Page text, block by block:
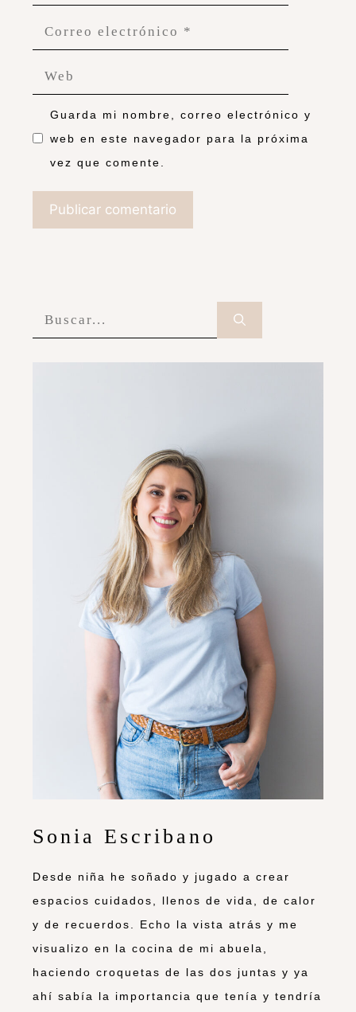
Guarda mi nombre, correo electrónico y
web en este navegador para la próxima
vez que comente.
Sonia Escribano
Desde niña he soñado y jugado a crear
espacios cuidados, llenos de vida, de calor
y de recuerdos. Echo la vista atrás y me
visualizo en la cocina de mi abuela,
haciendo croquetas de las dos juntas y ya
ahí sabía la importancia que tenía y tendría